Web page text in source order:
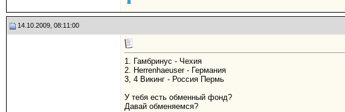
14.10.2009, 08:11:00
1. Гамбринус - Чехия
2. Herrenhaeuser - Германия
3, 4 Викинг - Россия Пермь
У тебя есть обменный фонд?
Давай обменяемся?